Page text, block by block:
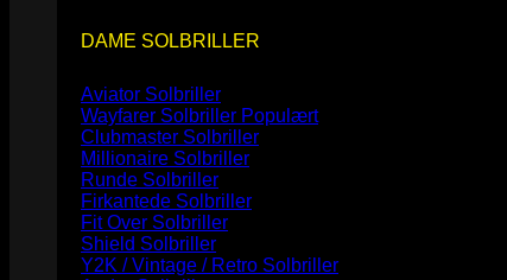
DAME SOLBRILLER
Aviator Solbriller
Wayfarer Solbriller
Clubmaster Solbriller
Millionaire Solbriller
Runde Solbriller
Firkantede Solbriller
Fit Over Solbriller
Shield Solbriller
Y2K / Vintage / Retro Solbriller